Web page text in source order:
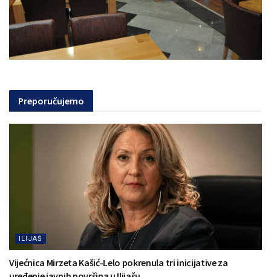
Preporučujemo
ILIJAŠ
Vijećnica Mirzeta Kašić-Lelo pokrenula tri inicijative za